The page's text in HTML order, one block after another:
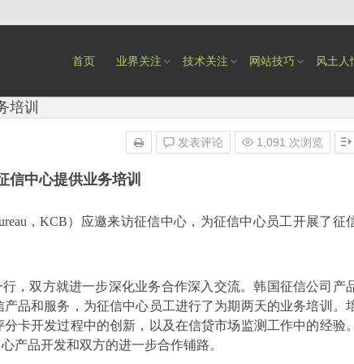
首页 业界关注 技术关注 网站技巧 风土人
培训
信中心提供业务培训
发表评论 1,091 次浏览
，KCB）应邀来访征信中心，为征信中心员工开展了征
，双方就进一步深化业务合作深入交流。韩国征信公司产
品和服务，为征信中心员工进行了为期两天的业务培训。
卡开发过程中的创新，以及在信贷市场监测工作中的经验
产品开发和双方的进一步合作铺路。